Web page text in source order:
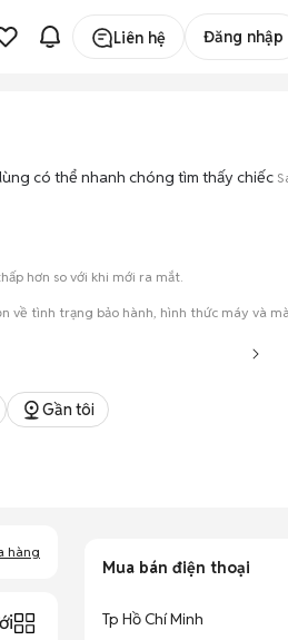
Liên hệ Đăng nhập
có thể nhanh chóng tìm thấy chiếc
hơn so với khi mới ra mắt.
về tình trạng bảo hành, hình thức máy và
Gần tôi
hàng
Mua bán điện thoại
Tp Hồ Chí Minh